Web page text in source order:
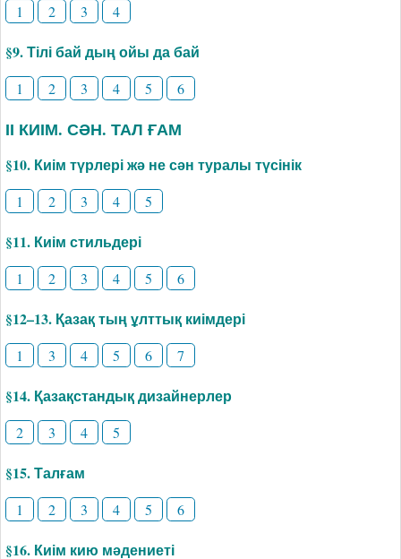
1 2 3 4
§9. Тілі бай дың ойы да бай
1 2 3 4 5 6
ІІ КИІМ. СӘН. ТАЛ ҒАМ
§10. Киім түрлері жә не сән туралы түсінік
1 2 3 4 5
§11. Киім стильдері
1 2 3 4 5 6
§12–13. Қазақ тың ұлттық киімдері
1 3 4 5 6 7
§14. Қазақстандық дизайнерлер
2 3 4 5
§15. Талғам
1 2 3 4 5 6
§16. Киім кию мәдениеті